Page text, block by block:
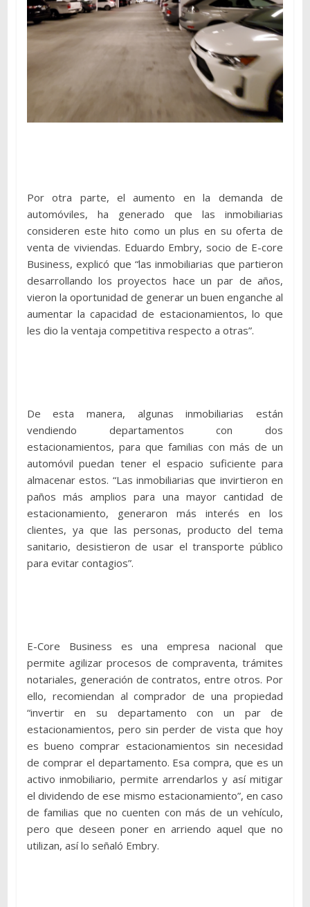
Por otra parte, el aumento en la demanda de
automóviles, ha generado que las inmobiliarias
consideren este hito como un plus en su oferta de
venta de viviendas. Eduardo Embry, socio de E-core
Business, explicó que “las inmobiliarias que partieron
desarrollando los proyectos hace un par de años,
vieron la oportunidad de generar un buen enganche al
aumentar la capacidad de estacionamientos, lo que
les dio la ventaja competitiva respecto a otras”.
De esta manera, algunas inmobiliarias están
vendiendo departamentos con dos
estacionamientos, para que familias con más de un
automóvil puedan tener el espacio suficiente para
almacenar estos. “Las inmobiliarias que invirtieron en
paños más amplios para una mayor cantidad de
estacionamiento, generaron más interés en los
clientes, ya que las personas, producto del tema
sanitario, desistieron de usar el transporte público
para evitar contagios”.
E-Core Business es una empresa nacional que
permite agilizar procesos de compraventa, trámites
notariales, generación de contratos, entre otros. Por
ello, recomiendan al comprador de una propiedad
“invertir en su departamento con un par de
estacionamientos, pero sin perder de vista que hoy
es bueno comprar estacionamientos sin necesidad
de comprar el departamento. Esa compra, que es un
activo inmobiliario, permite arrendarlos y así mitigar
el dividendo de ese mismo estacionamiento”, en caso
de familias que no cuenten con más de un vehículo,
pero que deseen poner en arriendo aquel que no
utilizan, así lo señaló Embry.